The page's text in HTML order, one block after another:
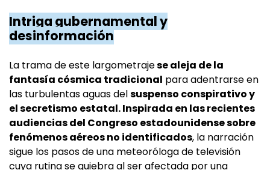
Intriga gubernamental y
desinformación
La trama de este largometrajese aleja de la
fantasía cósmica tradicional para adentrarse en
las turbulentas aguas delsuspenso conspirativo y
el secretismo estatal. Inspirada en las recientes
audiencias del Congreso estadounidense sobre
fenómenos aéreos no identificados, la narración
sigue los pasos de una meteoróloga de televisión
cuya rutina se quiebra al ser afectada por una